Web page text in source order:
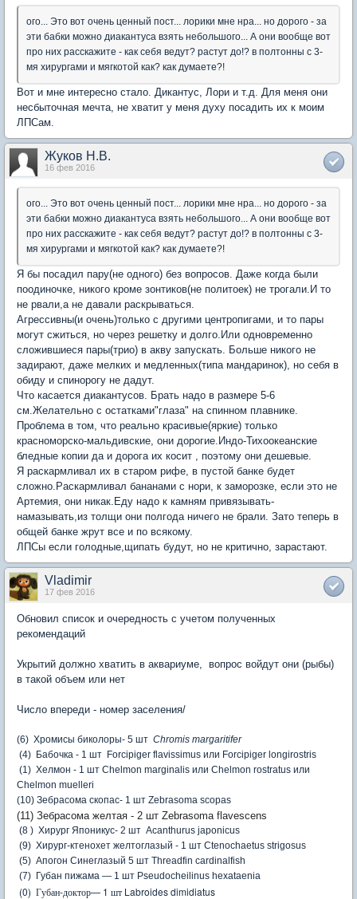
ого... Это вот очень ценный пост... лорики мне нра... но дорого - за
эти бабки можно диакантуса взять небольшого... А они вообще вот
про них расскажите - как себя ведут? растут до!? в полтонны с 3-
мя хирургами и мягкотой как? как думаете?!
Вот и мне интересно стало. Дикантус, Лори и т.д. Для меня они
несбыточная мечта, не хватит у меня духу посадить их к моим
ЛПСам.
Жуков Н.В.
16 фев 2016
ого... Это вот очень ценный пост... лорики мне нра... но дорого - за
эти бабки можно диакантуса взять небольшого... А они вообще вот
про них расскажите - как себя ведут? растут до!? в полтонны с 3-
мя хирургами и мягкотой как? как думаете?!
Я бы посадил пару(не одного) без вопросов. Даже когда были
поодиночке, никого кроме зонтиков(не политоек) не трогали.И то
не рвали,а не давали раскрываться.
Агрессивны(и очень)только с другими центропигами, и то пары
могут сжиться, но через решетку и долго.Или одновременно
сложившиеся пары(трио) в акву запускать. Больше никого не
задирают, даже мелких и медленных(типа мандаринок), но себя в
обиду и спинорогу не дадут.
Что касается диакантусов. Брать надо в размере 5-6
см.Желательно с остатками"глаза" на спинном плавнике.
Проблема в том, что реально красивые(яркие) только
красноморско-мальдивские, они дорогие.Индо-Тихоокеанские
бледные копии да и дорога их косит , поэтому они дешевые.
Я раскармливал их в старом рифе, в пустой банке будет
сложно.Раскармливал бананами с нори, к заморозке, если это не
Артемия, они никак.Еду надо к камням привязывать-
намазывать,из толщи они полгода ничего не брали. Зато теперь в
общей банке жрут все и по всякому.
ЛПСы если голодные,щипать будут, но не критично, зарастают.
Vladimir
17 фев 2016
Обновил список и очередность с учетом полученных
рекомендаций
Укрытий должно хватить в аквариуме, вопрос войдут они (рыбы)
в такой объем или нет
Число впереди - номер заселения/
(6) Хромисы биколоры- 5 шт Chromis margaritifer
(4) Бабочка - 1 шт Forcipiger flavissimus или Forcipiger longirostris
(1) Хелмон - 1 шт Chelmon marginalis или Chelmon rostratus или
Chelmon muelleri
(10) Зебрасома скопас- 1 шт Zebrasoma scopas
(11) Зебрасома желтая - 2 шт Zebrasoma flavescens
(8 ) Хирург Японикус- 2 шт Acanthurus japonicus
(9) Хирург-ктенохет желтоглазый - 1 шт Ctenochaetus strigosus
(5) Апогон Синеглазый 5 шт Threadfin cardinalfish
(7) Губан пижама — 1 шт Pseudocheilinus hexataenia
(0) Губан-доктор— 1 шт Labroides dimidiatus